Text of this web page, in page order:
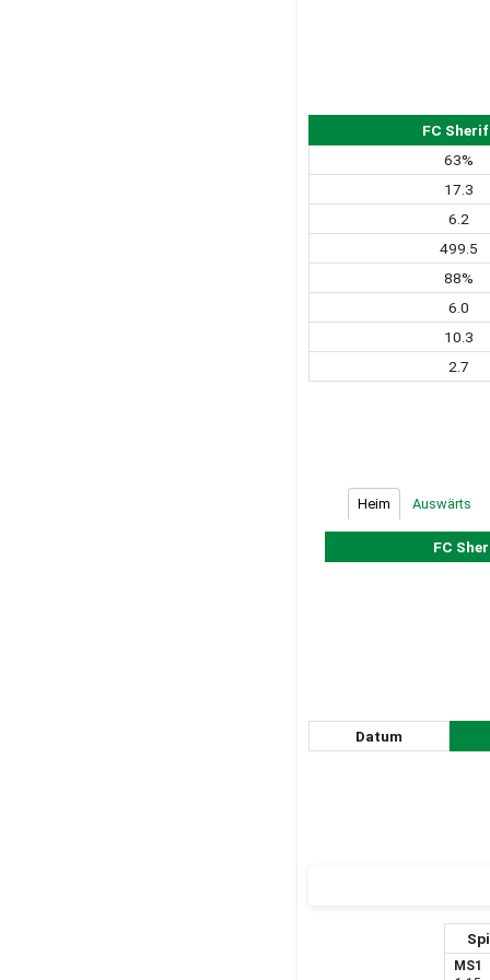
FC
63%
17.3
6.2
499.5
88%
6.0
10.3
2.7
Heim Auswärts
FC
Datum
MS1